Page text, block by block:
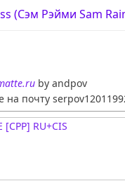
Рэйми Sam
by andpov
почту